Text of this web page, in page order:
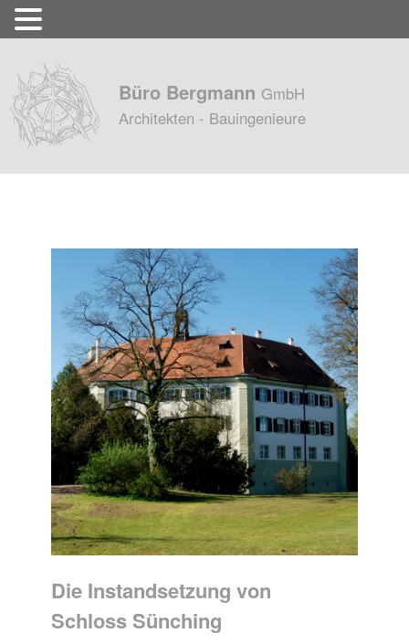
Büro Bergmann GmbH
Architekten - Bauingenieure
Die Instandsetzung von
Schloss Sünching